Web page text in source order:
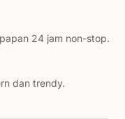
24 jam non-stop.
dan trendy.